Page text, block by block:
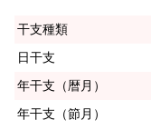
干支種類
日干支
年干支（暦月）
年干支（節月）